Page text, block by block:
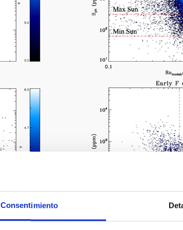
Consentimiento